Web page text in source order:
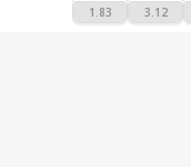
1.83
3.12